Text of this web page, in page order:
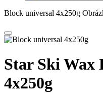
Block universal 4x250g
Star Ski Wax
4x250g